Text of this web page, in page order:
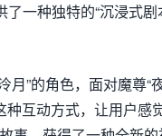
了一种独特的“沉浸式
”的角色，面对魔尊“
互动方式，让用户感